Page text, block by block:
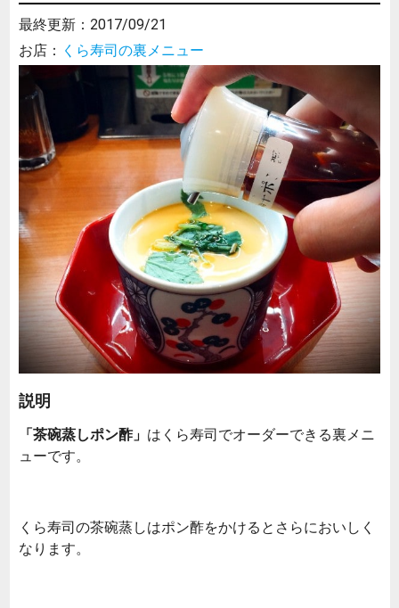
最終更新： 2017/09/21
お店： くら寿司の裏メニュー
説明
「茶碗蒸しポン酢」 はくら寿司でオーダーできる裏メニ
ューです。
くら寿司の茶碗蒸しはポン酢をかけるとさらにおいしく
なります。